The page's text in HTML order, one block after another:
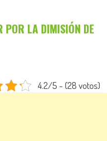
POR LA DIMISIÓN DE
4.2/5 - (28 votos)